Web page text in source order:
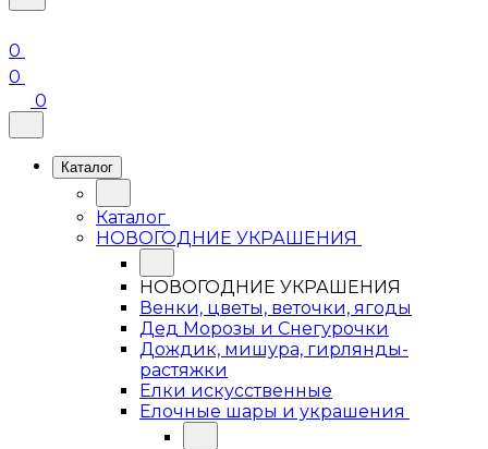
0
0
0
Каталог
Каталог
НОВОГОДНИЕ УКРАШЕНИЯ
НОВОГОДНИЕ УКРАШЕНИЯ
Венки, цветы, веточки, ягоды
Дед Морозы и Снегурочки
Дождик, мишура, гирлянды-
растяжки
Елки искусственные
Елочные шары и украшения